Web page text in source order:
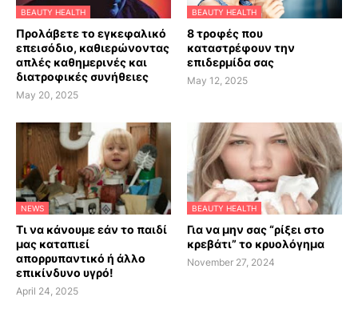
BEAUTY HEALTH
Προλάβετε το εγκεφαλικό
επεισόδιο, καθιερώνοντας
απλές καθημερινές και
διατροφικές συνήθειες
May 20, 2025
BEAUTY HEALTH
8 τροφές που
καταστρέφουν την
επιδερμίδα σας
May 12, 2025
NEWS
Τι να κάνουμε εάν το παιδί
μας καταπιεί
απορρυπαντικό ή άλλο
επικίνδυνο υγρό!
April 24, 2025
BEAUTY HEALTH
Για να μην σας “ρίξει στο
κρεβάτι” το κρυολόγημα
November 27, 2024